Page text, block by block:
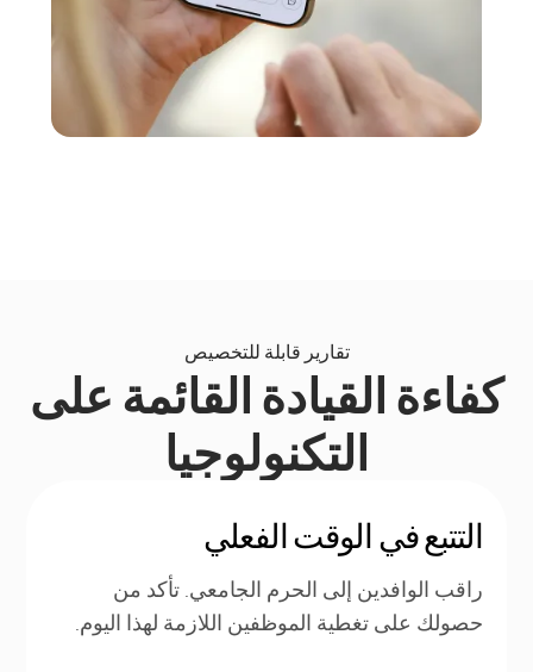
تقارير قابلة للتخصيص
كفاءة القيادة القائمة على
التكنولوجيا
التتبع في الوقت الفعلي
راقب الوافدين إلى الحرم الجامعي. تأكد من
حصولك على تغطية الموظفين اللازمة لهذا اليوم.